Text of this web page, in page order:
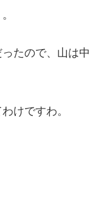
たので、山は中
けですわ。